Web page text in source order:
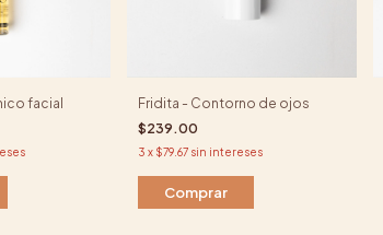
facial
Fridita - Contorno de ojos
$239.00
3 x $79.67 sin intereses
Comprar